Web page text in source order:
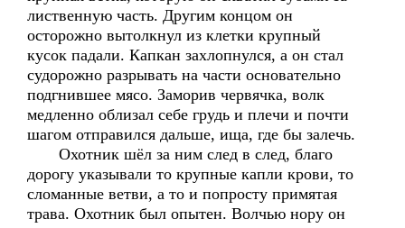
лиственную часть. Другим концом он
осторожно вытолкнул из клетки крупный
кусок падали. Капкан захлопнулся, а он стал
судорожно разрывать на части основательно
подгнившее мясо. Заморив червячка, волк
медленно облизал себе грудь и плечи и почти
шагом отправился дальше, ища, где бы залечь.
Охотник шёл за ним след в след, благо
дорогу указывали то крупные капли крови, то
сломанные ветви, а то и попросту примятая
трава. Охотник был опытен. Волчью нору он